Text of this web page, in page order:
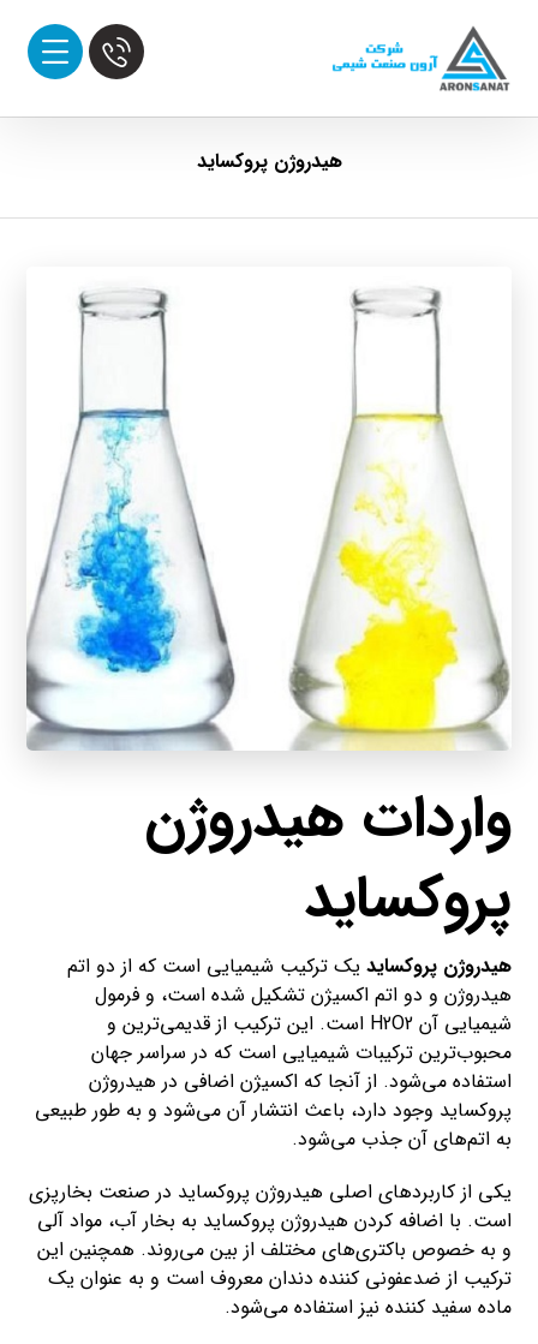
هیدروژن پروکساید
واردات هیدروژن
پروکساید
هیدروژن پروکساید یک ترکیب شیمیایی است که از دو اتم
هیدروژن و دو اتم اکسیژن تشکیل شده است، و فرمول
شیمیایی آن H2O2 است. این ترکیب از قدیمی‌ترین و
محبوب‌ترین ترکیبات شیمیایی است که در سراسر جهان
استفاده می‌شود. از آنجا که اکسیژن اضافی در هیدروژن
پروکساید وجود دارد، باعث انتشار آن می‌شود و به طور طبیعی
به اتم‌های آن جذب می‌شود.
یکی از کاربردهای اصلی هیدروژن پروکساید در صنعت بخارپزی
است. با اضافه کردن هیدروژن پروکساید به بخار آب، مواد آلی
و به خصوص باکتری‌های مختلف از بین می‌روند. همچنین این
ترکیب از ضدعفونی کننده دندان معروف است و به عنوان یک
ماده سفید کننده نیز استفاده می‌شود.